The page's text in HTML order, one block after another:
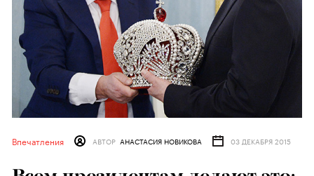
Впечатления АВТОР АНАСТАСИЯ НОВИКОВА 03 ДЕКАБРЯ 2015